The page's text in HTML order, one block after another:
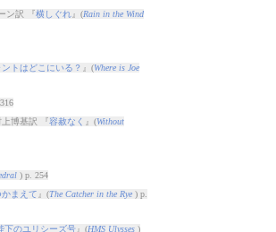
ン訳 『横しぐれ』(Rain in the Wind
トはどこにいる？ 』(Where is Joe
博基訳 『容赦なく 』(Without
) p. 254
まえて 』(The Catcher in the Rye) p.
下のユリシーズ号』(HMS Ulysses)